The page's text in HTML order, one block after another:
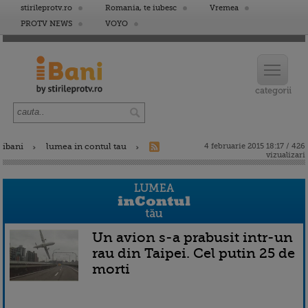
stirileprotv.ro Romania, te iubesc
Vremea
PROTV NEWS
VOYO
ibani lumea in contul tau
4 februarie 2015 18:17 / 426
vizualizari
Un avion s-a prabusit intr-un
rau din Taipei. Cel putin 25 de
morti